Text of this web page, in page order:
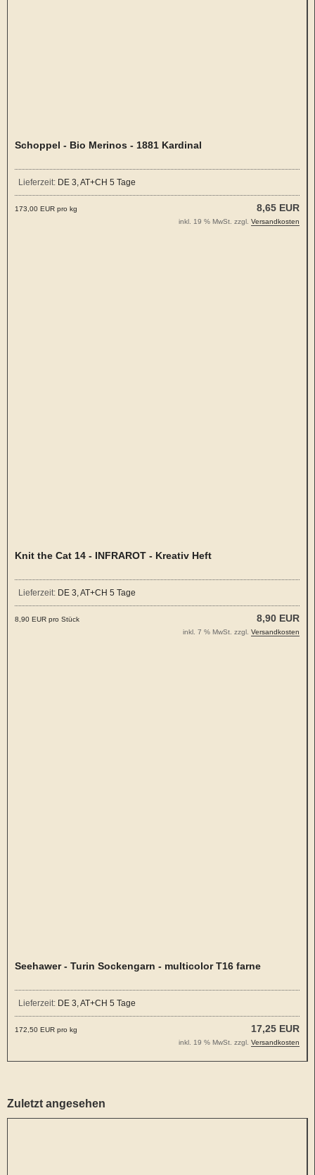
Schoppel - Bio Merinos - 1881 Kardinal
Lieferzeit: DE 3, AT+CH 5 Tage
8,65 EUR
173,00 EUR pro kg
inkl. 19 % MwSt. zzgl. Versandkosten
Knit the Cat 14 - INFRAROT - Kreativ Heft
Lieferzeit: DE 3, AT+CH 5 Tage
8,90 EUR
8,90 EUR pro Stück
inkl. 7 % MwSt. zzgl. Versandkosten
Seehawer - Turin Sockengarn - multicolor T16 farne
Lieferzeit: DE 3, AT+CH 5 Tage
17,25 EUR
172,50 EUR pro kg
inkl. 19 % MwSt. zzgl. Versandkosten
Zuletzt angesehen